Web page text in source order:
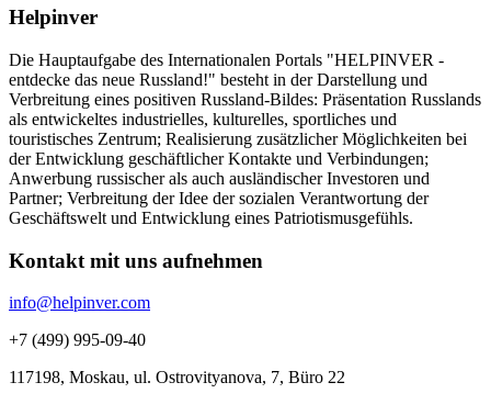
Helpinver
Die Hauptaufgabe des Internationalen Portals "HELPINVER -
entdecke das neue Russland!" besteht in der Darstellung und
Verbreitung eines positiven Russland-Bildes: Präsentation Russlands
als entwickeltes industrielles, kulturelles, sportliches und
touristisches Zentrum; Realisierung zusätzlicher Möglichkeiten bei
der Entwicklung geschäftlicher Kontakte und Verbindungen;
Anwerbung russischer als auch ausländischer Investoren und
Partner; Verbreitung der Idee der sozialen Verantwortung der
Geschäftswelt und Entwicklung eines Patriotismusgefühls.
Kontakt mit uns aufnehmen
info@helpinver.com
+7 (499) 995-09-40
117198, Moskau, ul. Ostrovityanova, 7, Büro 22